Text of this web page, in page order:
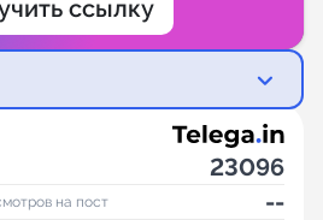
ссылку
23096
на пост --